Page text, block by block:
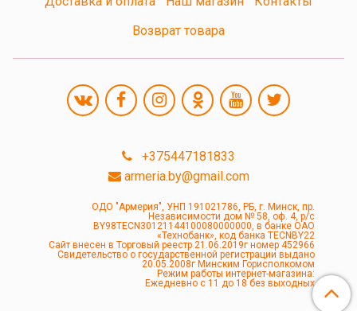
Возврат товара
+375447181833
armeria.by@gmail.com
ОДО "Армерия", УНП 191021786, РБ, г. Минск, пр.
Независимости дом № 58, оф. 4, р/с
BY98TECN30121144100080000000, в банке ОАО
«Технобанк», код банка TECNBY22
Сайт внесен в Торговый реестр 21.06.2019г номер 452966
Свидетельство о государственной регистрации выдано
20.05.2008г Минским Горисполкомом
Режим работы интернет-магазина:
Ежедневно с 11 до 18 без выходных